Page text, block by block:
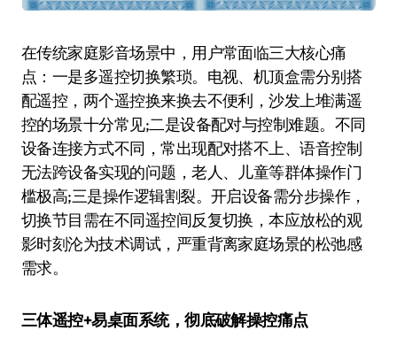
在传统家庭影音场景中，用户常面临三大核心痛
点：一是多遥控切换繁琐。电视、机顶盒需分别搭
配遥控，两个遥控换来换去不便利，沙发上堆满遥
控的场景十分常见;二是设备配对与控制难题。不同
设备连接方式不同，常出现配对搭不上、语音控制
无法跨设备实现的问题，老人、儿童等群体操作门
槛极高;三是操作逻辑割裂。开启设备需分步操作，
切换节目需在不同遥控间反复切换，本应放松的观
影时刻沦为技术调试，严重背离家庭场景的松弛感
需求。
三体遥控+易桌面系统，彻底破解操控痛点